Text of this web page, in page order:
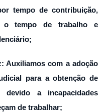
tempo de contribuição,
o tempo de trabalho e
Auxiliamos com a adoção
para a obtenção de
devido a incapacidades
de trabalhar;